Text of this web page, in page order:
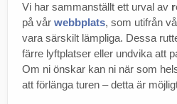
Vi har sammanställt ett urval av
på vår webbplats, som utifrån
vara särskilt lämpliga. Dessa
färre lyftplatser eller undvika att
Om ni önskar kan ni när som
att förlänga turen – detta är